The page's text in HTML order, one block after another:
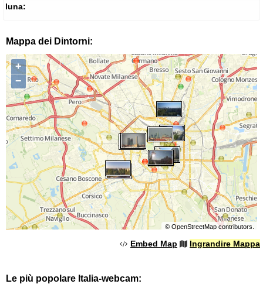
luna:
Mappa dei Dintorni:
+
−
© OpenStreetMapcontributors.
Embed Map Ingrandire Mappa
Le più popolare Italia-webcam: